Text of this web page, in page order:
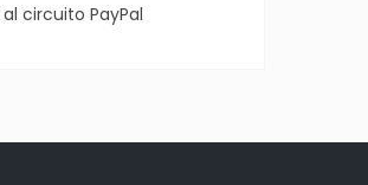
circuito PayPal